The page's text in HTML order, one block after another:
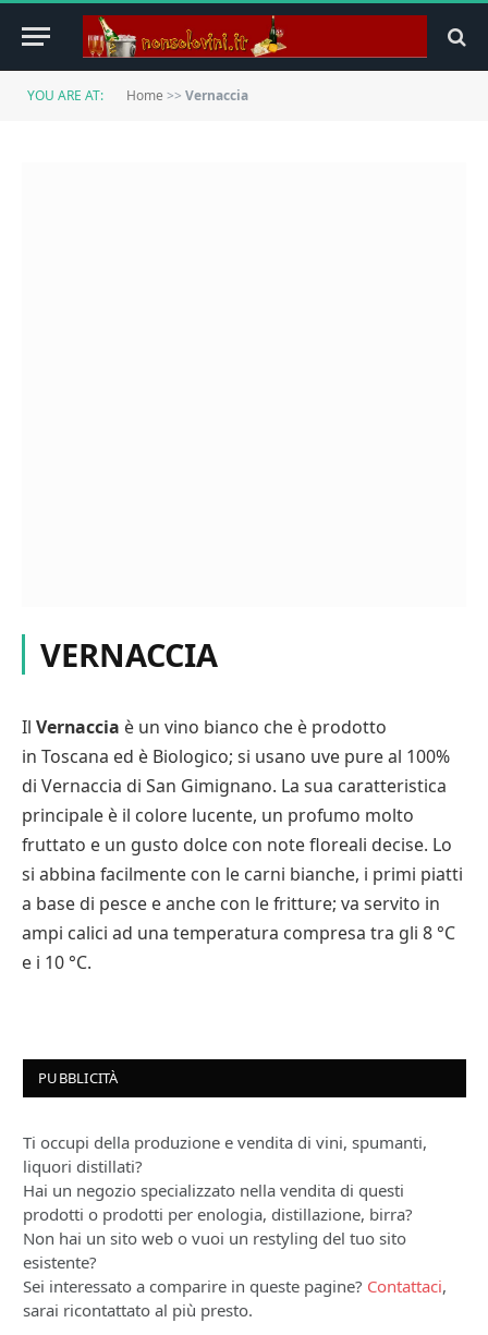
YOU ARE AT: Home >> Vernaccia
VERNACCIA
Il Vernaccia è un vino bianco che è prodotto
in Toscana ed è Biologico; si usano uve pure al 100%
di Vernaccia di San Gimignano. La sua caratteristica
principale è il colore lucente, un profumo molto
fruttato e un gusto dolce con note floreali decise. Lo
si abbina facilmente con le carni bianche, i primi piatti
a base di pesce e anche con le fritture; va servito in
ampi calici ad una temperatura compresa tra gli 8 °C
e i 10 °C.
PUBBLICITÀ
Ti occupi della produzione e vendita di vini, spumanti,
liquori distillati?
Hai un negozio specializzato nella vendita di questi
prodotti o prodotti per enologia, distillazione, birra?
Non hai un sito web o vuoi un restyling del tuo sito
esistente?
Sei interessato a comparire in queste pagine? Contattaci,
sarai ricontattato al più presto.